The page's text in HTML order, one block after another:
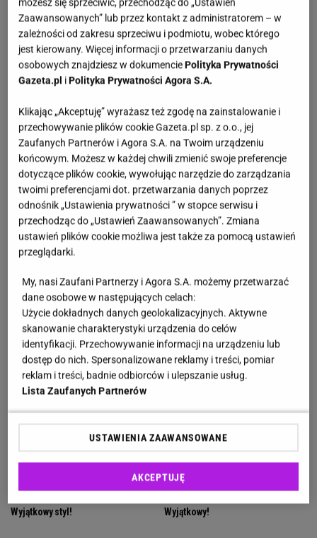
Zaawansowanych” lub przez kontakt z administratorem – w
zależności od zakresu sprzeciwu i podmiotu, wobec którego
jest kierowany. Więcej informacji o przetwarzaniu danych
osobowych znajdziesz w dokumenciePolityka Prywatności
Gazeta.pl iPolityka Prywatności Agora S.A.
Klikając „Akceptuję” wyrażasz też zgodę na zainstalowanie i
przechowywanie plików cookie Gazeta.pl sp. z o.o., jej
Zaufanych Partnerów i Agora S.A. na Twoim urządzeniu
końcowym. Możesz w każdej chwili zmienić swoje preferencje
dotyczące plików cookie, wywołując narzędzie do zarządzania
twoimi preferencjami dot. przetwarzania danych poprzez
odnośnik „Ustawienia prywatności ” w stopce serwisu i
przechodząc do „Ustawień Zaawansowanych”. Zmiana
ustawień plików cookie możliwa jest także za pomocą ustawień
przeglądarki.
My, nasi Zaufani Partnerzy i Agora S.A. możemy przetwarzać
dane osobowe w następujących celach:
Użycie dokładnych danych geolokalizacyjnych. Aktywne
skanowanie charakterystyki urządzenia do celów
identyfikacji. Przechowywanie informacji na urządzeniu lub
dostęp do nich. Spersonalizowane reklamy i treści, pomiar
reklam i treści, badnie odbiorców i ulepszanie usług.
Lista Zaufanych Partnerów
USTAWIENIA ZAAWANSOWANE
AKCEPTUJĘ